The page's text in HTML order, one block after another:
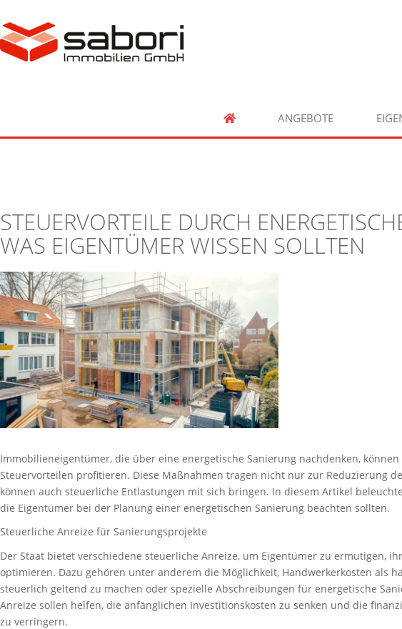
ANGEBOTE
STEUERVORTEILE DURCH
WAS EIGENTÜMER WISSEN SOLLTEN
Immobilieneigentümer, die über eine energetische Sanierung nachdenken,
Steuervorteilen profitieren. Diese Maßnahmen tragen nicht nur zur Reduzierung
können auch steuerliche Entlastungen mit sich bringen. In diesem Artikel
die Eigentümer bei der Planung einer energetischen Sanierung beachten sollten.
Steuerliche Anreize für Sanierungsprojekte
Der Staat bietet verschiedene steuerliche Anreize, um Eigentümer zu ermutigen,
optimieren. Dazu gehören unter anderem die Möglichkeit, Handwerkerkosten als
steuerlich geltend zu machen oder spezielle Abschreibungen für energetische
Anreize sollen helfen, die anfänglichen Investitionskosten zu senken und die
zu verringern.